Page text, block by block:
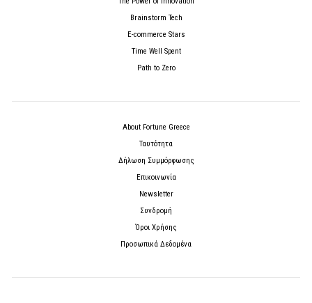
Brainstorm Tech
E-commerce Stars
Time Well Spent
Path to Zero
About Fortune Greece
Ταυτότητα
Δήλωση Συμμόρφωσης
Επικοινωνία
Newsletter
Συνδρομή
Όροι Χρήσης
Προσωπικά Δεδομένα